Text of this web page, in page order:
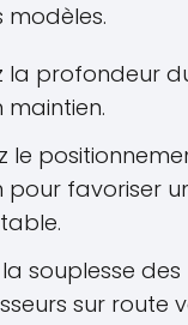
modèles.
la profondeur
maintien.
le
pour favoriser
souplesse des
sur route